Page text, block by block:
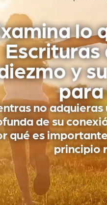
lo
Escrituras
y
no
de su
qué es
principio